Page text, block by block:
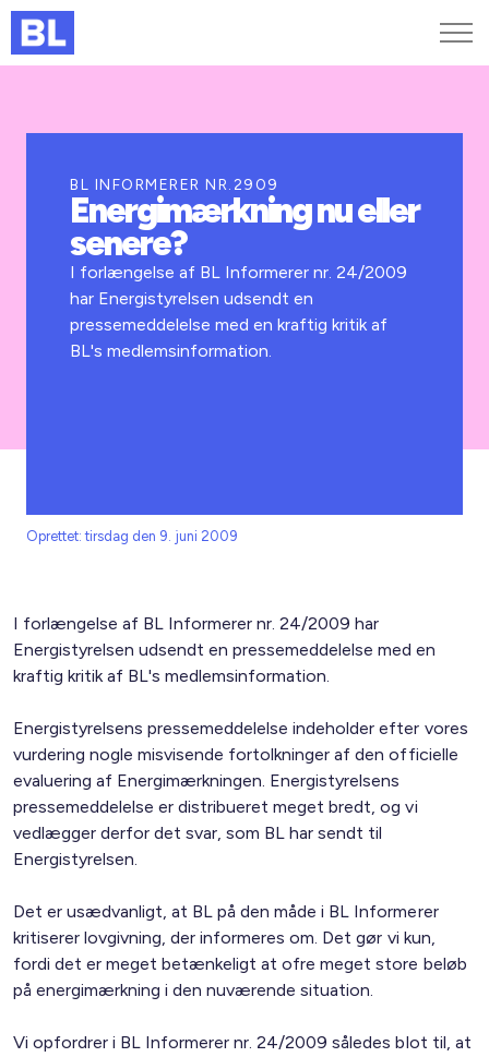
Kurser og arrangementer
Jobportalen
BL INFORMERER NR.2909
Energimærkning nu eller
senere?
I forlængelse af BL Informerer nr. 24/2009
har Energistyrelsen udsendt en
pressemeddelelse med en kraftig kritik af
BL's medlemsinformation.
Oprettet: tirsdag den 9. juni 2009
I forlængelse af BL Informerer nr. 24/2009 har
Energistyrelsen udsendt en pressemeddelelse med en
kraftig kritik af BL's medlemsinformation.
Energistyrelsens pressemeddelelse indeholder efter vores
vurdering nogle misvisende fortolkninger af den officielle
evaluering af Energimærkningen. Energistyrelsens
pressemeddelelse er distribueret meget bredt, og vi
vedlægger derfor det svar, som BL har sendt til
Energistyrelsen.
Det er usædvanligt, at BL på den måde i BL Informerer
kritiserer lovgivning, der informeres om. Det gør vi kun,
fordi det er meget betænkeligt at ofre meget store beløb
på energimærkning i den nuværende situation.
Vi opfordrer i BL Informerer nr. 24/2009 således blot til, at